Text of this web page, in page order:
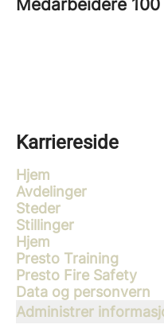
Medarbeidere 100
Karriereside
Hjem
Avdelinger
Steder
Stillinger
Hjem
Presto Training
Presto Fire Safety
Data og personvern
Administrer